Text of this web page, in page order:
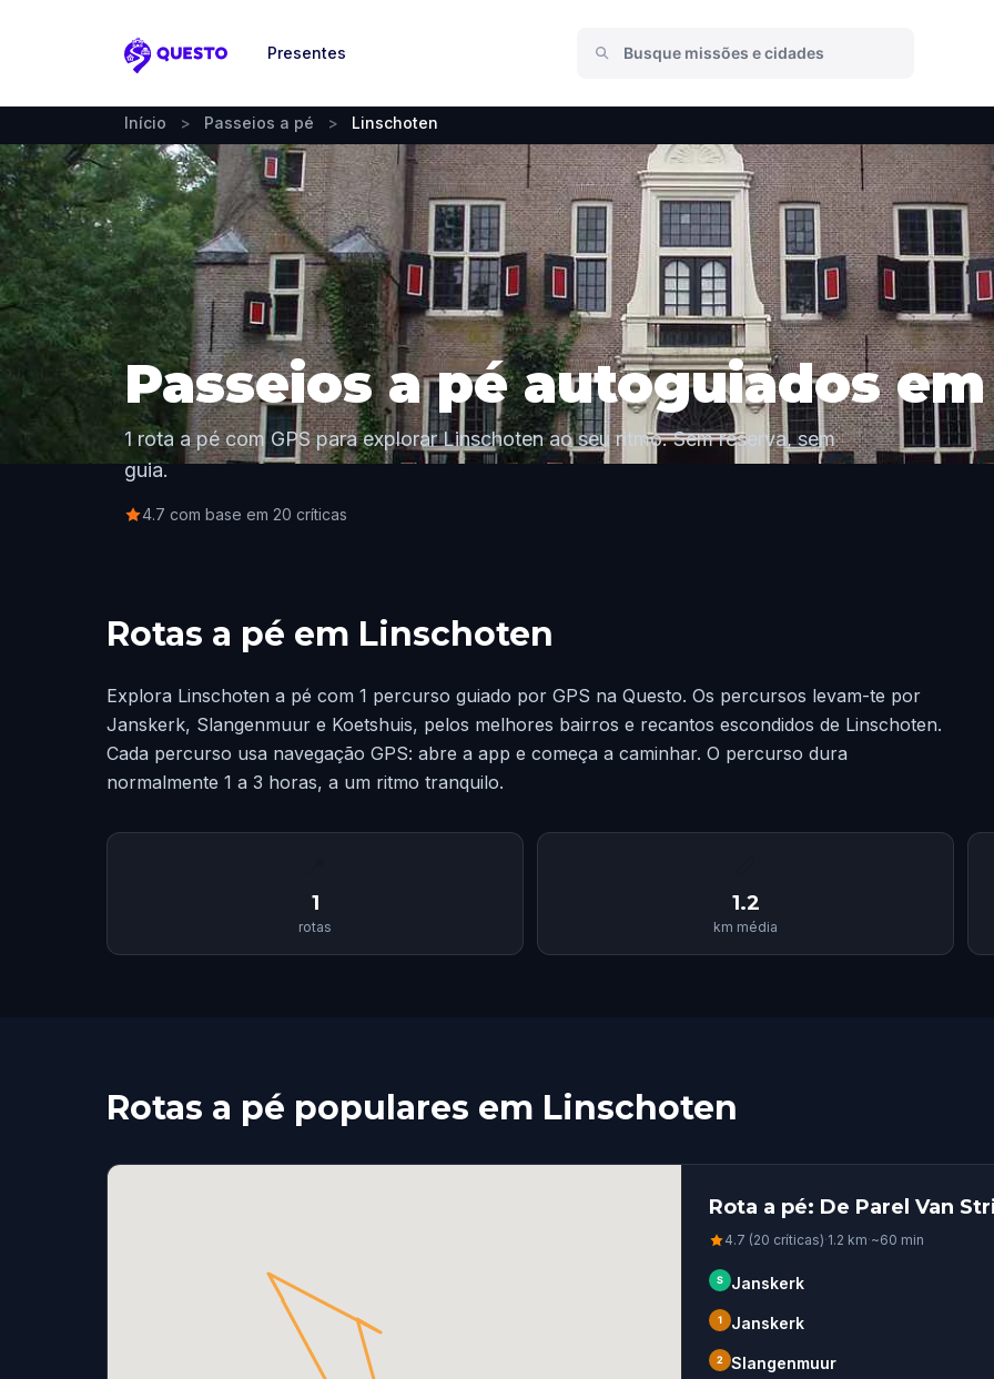
Questo
Presentes
Início > Passeios a pé > Linschoten
Passeios a pé autoguiados
1 rota a pé com GPS para explorar Linschoten ao seu ritmo. Sem reserva, sem
guia.
4.7 com base em 20 críticas
Rotas a pé em Linschoten
Explora Linschoten a pé com 1 percurso guiado por GPS na Questo. Os percursos levam-te por
Janskerk, Slangenmuur e Koetshuis, pelos melhores bairros e recantos escondidos de Linschoten.
Cada percurso usa navegação GPS: abre a app e começa a caminhar. O percurso dura
normalmente 1 a 3 horas, a um ritmo tranquilo.
1
rotas
1.2
km média
Rotas a pé populares em Linschoten
Rota a pé: De Parel Van
4.7 (20 críticas)·1.2 km·~60 min
S Janskerk
1 Janskerk
2 Slangenmuur